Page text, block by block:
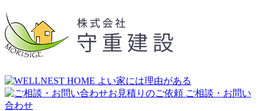
ご相談・お問い
合わせ